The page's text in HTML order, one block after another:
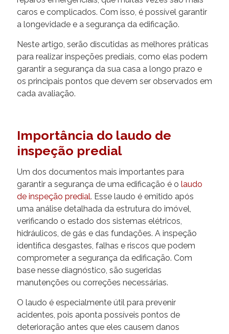
caros e complicados. Com isso, é possível garantir
a longevidade e a segurança da edificação.
Neste artigo, serão discutidas as melhores práticas
para realizar inspeções prediais, como elas podem
garantir a segurança da sua casa a longo prazo e
os principais pontos que devem ser observados em
cada avaliação.
Importância do laudo de
inspeção predial
Um dos documentos mais importantes para
garantir a segurança de uma edificação é o laudo
de inspeção predial. Esse laudo é emitido após
uma análise detalhada da estrutura do imóvel,
verificando o estado dos sistemas elétricos,
hidráulicos, de gás e das fundações. A inspeção
identifica desgastes, falhas e riscos que podem
comprometer a segurança da edificação. Com
base nesse diagnóstico, são sugeridas
manutenções ou correções necessárias.
O laudo é especialmente útil para prevenir
acidentes, pois aponta possíveis pontos de
deterioração antes que eles causem danos